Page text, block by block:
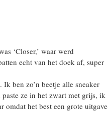
‘Closer,’ waar werd
echt van het doek af, super
ben zo’n beetje alle sneaker
ze in het zwart met grijs, ik
het best een grote uitgave